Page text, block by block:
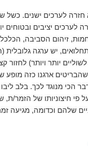
חזרה לערכים ישנים. כשל
לערכים יציבים ובטוחים
זיהום הסביבה,
יש ערגה גלובלית
יותר ויותר) לחזור
ארגנו כזה מופע
הכי מנוגד לכך. בלב
פי חיצוניותו של הזמר/
שלהם וכדומה, מגיעה